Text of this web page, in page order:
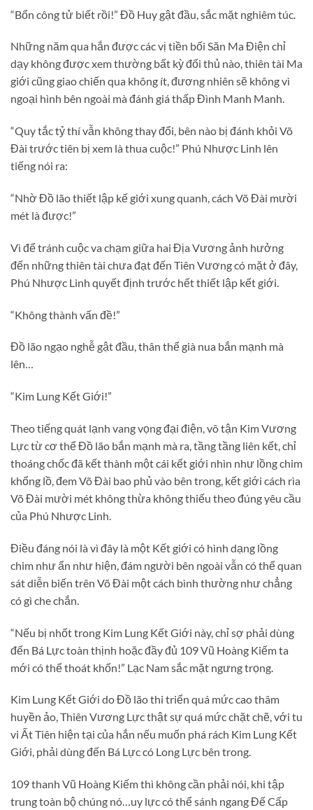
“Bổn công tử biết rồi!” Đồ Huy gật đầu, sắc mặt nghiêm túc.
Những năm qua hắn được các vị tiền bối Săn Ma Điện chỉ
dạy không được xem thường bất kỳ đối thủ nào, thiên tài Ma
giới cũng giao chiến qua không ít, đương nhiên sẽ không vì
ngoại hình bên ngoài mà đánh giá thấp Đình Manh Manh.
“Quy tắc tỷ thí vẫn không thay đổi, bên nào bị đánh khỏi Võ
Đài trước tiên bị xem là thua cuộc!” Phú Nhược Linh lên
tiếng nói ra:
“Nhờ Đồ lão thiết lập kế giới xung quanh, cách Võ Đài mười
mét là được!”
Vì để tránh cuộc va chạm giữa hai Địa Vương ảnh hưởng
đến những thiên tài chưa đạt đến Tiên Vương có mặt ở đây,
Phú Nhược Linh quyết định trước hết thiết lập kết giới.
“Không thành vấn đề!”
Đồ lão ngạo nghễ gật đầu, thân thể già nua bắn mạnh mà
lên…
“Kim Lung Kết Giới!”
Theo tiếng quát lạnh vang vọng đại điện, vô tận Kim Vương
Lực từ cơ thể Đồ lão bắn mạnh mà ra, tầng tầng liên kết, chỉ
thoáng chốc đã kết thành một cái kết giới nhìn như lồng chim
khổng lồ, đem Võ Đài bao phủ vào bên trong, kết giới cách rìa
Võ Đài mười mét không thừa không thiếu theo đúng yêu cầu
của Phú Nhược Linh.
Điều đáng nói là vì đây là một Kết giới có hình dạng lồng
chim như ẩn như hiện, đám người bên ngoài vẫn có thể quan
sát diễn biến trên Võ Đài một cách bình thường như chẳng
có gì che chắn.
“Nếu bị nhốt trong Kim Lung Kết Giới này, chỉ sợ phải dùng
đến Bá Lực toàn thịnh hoặc đầy đủ 109 Vũ Hoàng Kiếm ta
mới có thể thoát khốn!” Lạc Nam sắc mặt ngưng trọng.
Kim Lung Kết Giới do Đồ lão thi triển quá mức cao thâm
huyền ảo, Thiên Vương Lực thật sự quá mức chặt chẽ, với tu
vi Ất Tiên hiện tại của hắn nếu muốn phá rách Kim Lung Kết
Giới, phải dùng đến Bá Lực có Long Lực bên trong.
109 thanh Vũ Hoàng Kiếm thì không cần phải nói, khi tập
trung toàn bộ chúng nó…uy lực có thể sánh ngang Đế Cấp